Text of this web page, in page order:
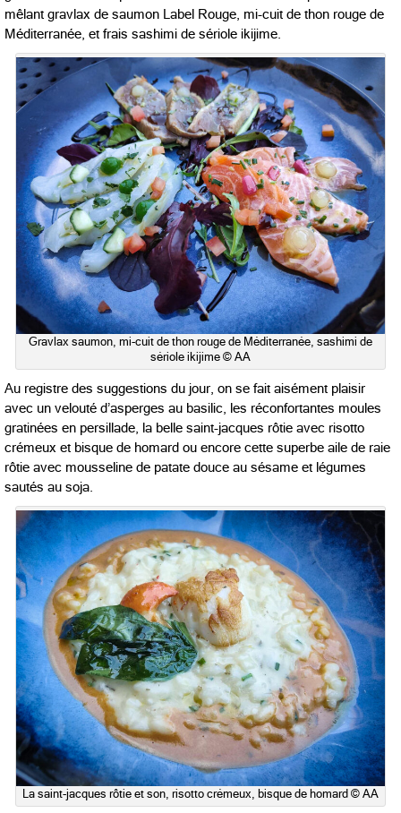
mêlant gravlax de saumon Label Rouge, mi-cuit de thon rouge de
Méditerranée, et frais sashimi de sériole ikijime.
Gravlax saumon, mi-cuit de thon rouge de Méditerranée, sashimi de
sériole ikijime © AA
Au registre des suggestions du jour, on se fait aisément plaisir
avec un velouté d’asperges au basilic, les réconfortantes moules
gratinées en persillade, la belle saint-jacques rôtie avec risotto
crémeux et bisque de homard ou encore cette superbe aile de raie
rôtie avec mousseline de patate douce au sésame et légumes
sautés au soja.
La saint-jacques rôtie et son, risotto crémeux, bisque de homard © AA